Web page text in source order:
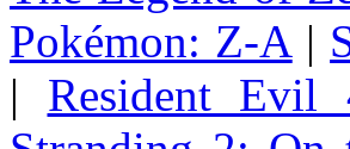
Pokémon: Z-A |
| Resident Evil